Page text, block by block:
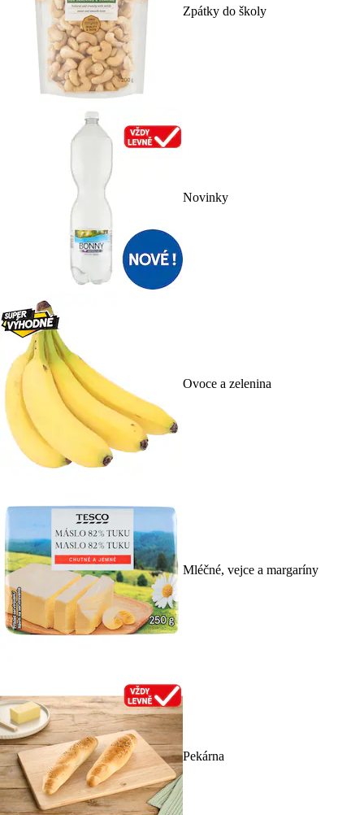
Zpátky do školy
Novinky
Ovoce a zelenina
Mléčné, vejce a margaríny
Pekárna